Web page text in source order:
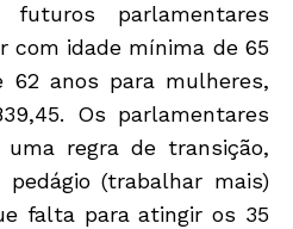
parlamentares
com idade mínima de 65
62 anos para mulheres,
Os parlamentares
regra de transição,
(trabalhar mais)
falta para atingir os 35